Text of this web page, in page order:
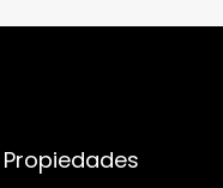
Propiedades